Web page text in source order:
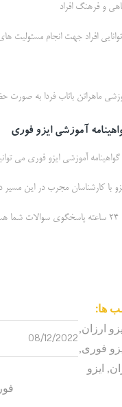
ماهراتن باتاب فردا به صورت
آموزشی ایزو فوری
آموزشی ایزو فوری می
با کارشناسان مجرب در این
08/12/2022
ها:
ارزان,
فوری,
, ایزو